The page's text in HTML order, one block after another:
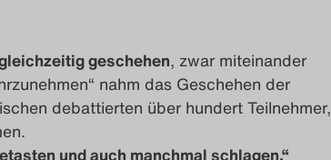
geschehen, zwar miteinander
nahm das Geschehen der
debattierten über hundert Teilnehmer,
und auch manchmal schlagen.“